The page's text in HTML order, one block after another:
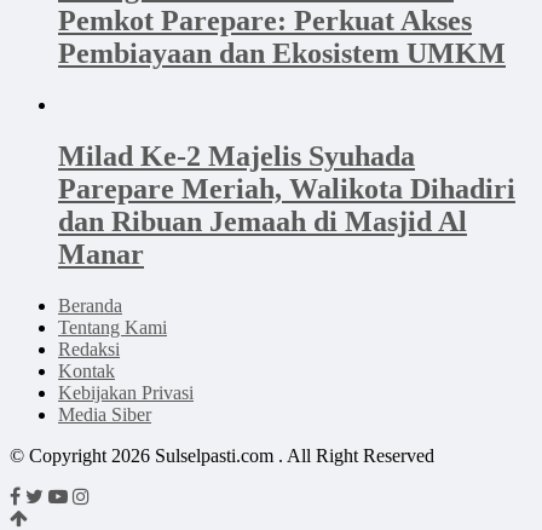
Pemkot Parepare: Perkuat Akses
Pembiayaan dan Ekosistem UMKM
Milad Ke-2 Majelis Syuhada
Parepare Meriah, Walikota Dihadiri
dan Ribuan Jemaah di Masjid Al
Manar
Beranda
Tentang Kami
Redaksi
Kontak
Kebijakan Privasi
Media Siber
© Copyright 2026 Sulselpasti.com . All Right Reserved